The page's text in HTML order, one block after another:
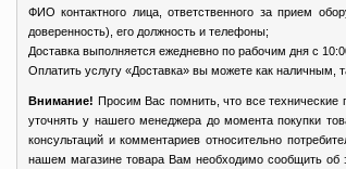
ФИО контактного лица, ответственного за прием
доверенность), его должность и телефоны;
Доставка выполняется ежедневно по рабочим дня с
Оплатить услугу «Доставка» вы можете как наличным,
Внимание! Просим Вас помнить, что все технические
уточнять у нашего менеджера до момента покупки
консультаций и комментариев относительно
нашем магазине товара Вам необходимо сообщить об